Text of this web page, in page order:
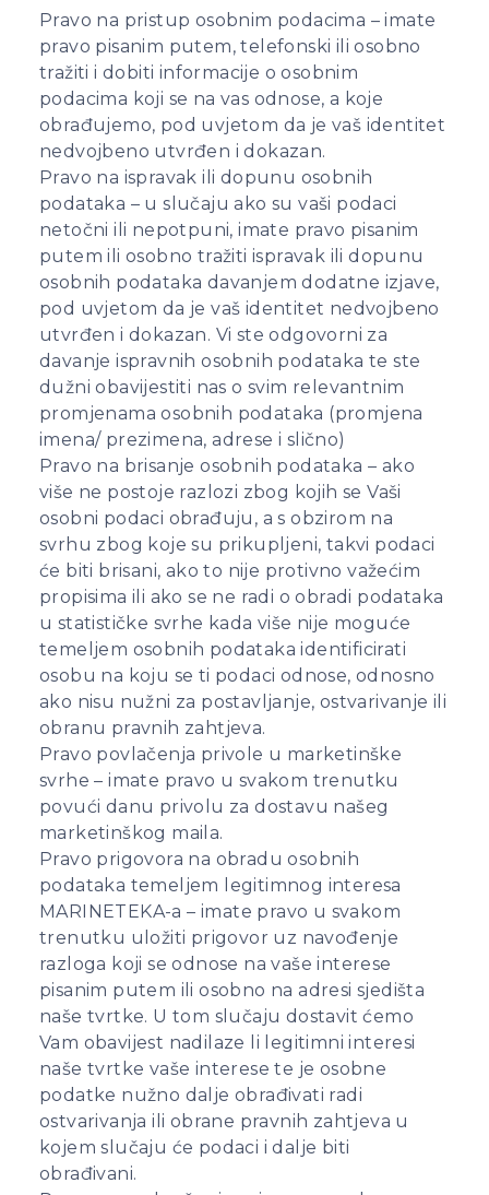
Pravo na pristup osobnim podacima – imate
pravo pisanim putem, telefonski ili osobno
tražiti i dobiti informacije o osobnim
podacima koji se na vas odnose, a koje
obrađujemo, pod uvjetom da je vaš identitet
nedvojbeno utvrđen i dokazan.
Pravo na ispravak ili dopunu osobnih
podataka – u slučaju ako su vaši podaci
netočni ili nepotpuni, imate pravo pisanim
putem ili osobno tražiti ispravak ili dopunu
osobnih podataka davanjem dodatne izjave,
pod uvjetom da je vaš identitet nedvojbeno
utvrđen i dokazan. Vi ste odgovorni za
davanje ispravnih osobnih podataka te ste
dužni obavijestiti nas o svim relevantnim
promjenama osobnih podataka (promjena
imena/ prezimena, adrese i slično)
Pravo na brisanje osobnih podataka – ako
više ne postoje razlozi zbog kojih se Vaši
osobni podaci obrađuju, a s obzirom na
svrhu zbog koje su prikupljeni, takvi podaci
će biti brisani, ako to nije protivno važećim
propisima ili ako se ne radi o obradi podataka
u statističke svrhe kada više nije moguće
temeljem osobnih podataka identificirati
osobu na koju se ti podaci odnose, odnosno
ako nisu nužni za postavljanje, ostvarivanje ili
obranu pravnih zahtjeva.
Pravo povlačenja privole u marketinške
svrhe – imate pravo u svakom trenutku
povući danu privolu za dostavu našeg
marketinškog maila.
Pravo prigovora na obradu osobnih
podataka temeljem legitimnog interesa
MARINETEKA-a – imate pravo u svakom
trenutku uložiti prigovor uz navođenje
razloga koji se odnose na vaše interese
pisanim putem ili osobno na adresi sjedišta
naše tvrtke. U tom slučaju dostavit ćemo
Vam obavijest nadilaze li legitimni interesi
naše tvrtke vaše interese te je osobne
podatke nužno dalje obrađivati radi
ostvarivanja ili obrane pravnih zahtjeva u
kojem slučaju će podaci i dalje biti
obrađivani.